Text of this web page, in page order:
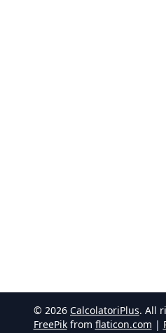
© 2026 CalcolatoriPlus. All
FreePik from flaticon.com |